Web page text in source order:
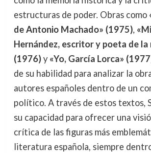
estructuras de poder. Obras como
de Antonio Machado» (1975),
Hernández, escritor y poeta de la
(1976)y «Yo, García Lorca»
de su habilidad para analizar la
autores españoles dentro de un
político. A través de estos textos,
su capacidad para ofrecer una
crítica de las figuras más
literatura española, siempre